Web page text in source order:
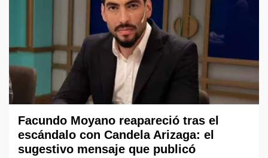
Facundo Moyano reapareció tras el
escándalo con Candela Arizaga: el
sugestivo mensaje que publicó